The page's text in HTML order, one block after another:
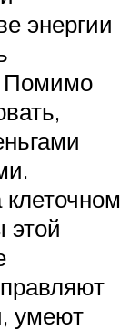
энергии
Помимо
этой
умеют